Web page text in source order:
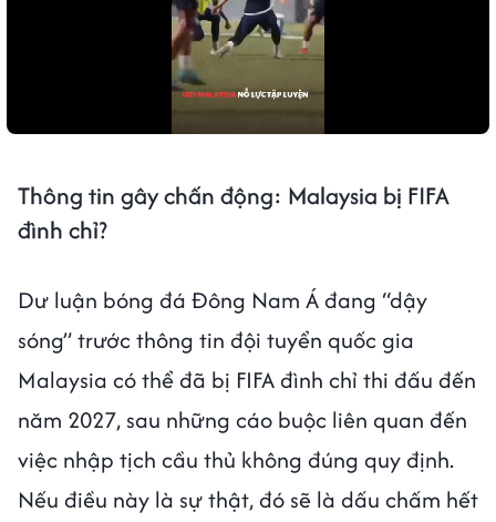
Thông tin gây chấn động: Malaysia bị FIFA
đình chỉ?
Dư luận bóng đá Đông Nam Á đang “dậy
sóng” trước thông tin đội tuyển quốc gia
Malaysia có thể đã bị FIFA đình chỉ thi đấu đến
năm 2027, sau những cáo buộc liên quan đến
việc nhập tịch cầu thủ không đúng quy định.
Nếu điều này là sự thật, đó sẽ là dấu chấm hết